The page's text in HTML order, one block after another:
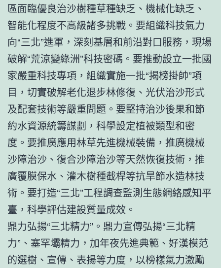
區面臨優良治沙樹種草種缺乏、機械化缺乏、
智能化程度不高級諸多挑戰。要組織科技氣力
向“三北”進軍，深刻基層和前沿對口服務，現場
破解“荒涼變綠洲”科技密碼。要推動設立一批國
家嚴重科技專項，組織實施一批“揭榜掛帥”項
目，切實破解老化退步林修復、光伏治沙形式
及配套技術等嚴重問題。要堅持治沙後果和節
約水資源統籌謀劃，科學設定植被類型和密
度。要推廣應用林草先進機械裝備，推廣機械
沙障治沙、復合沙障治沙等天然恢復技術，推
廣覆膜保水、灌木樹種截桿等抗旱節水造林技
術。要打造“三北”工程調查監測生態網絡感知平
臺，科學評估建設質量成效。
鼎力弘揚“三北精力”。鼎力宣傳弘揚“三北精
力”、塞罕壩精力，加年夜先進典範、好漢模范
的選樹、宣傳、表揚等力度，以榜樣氣力激勵